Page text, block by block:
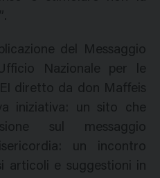
del Messaggio
Nazionale per le
diretto da don Maffeis
iniziativa: un sito che
sul messaggio
un incontro
articoli e suggestioni in